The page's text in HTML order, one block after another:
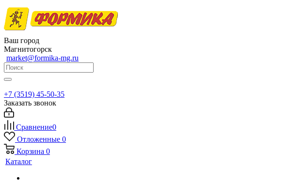
Ваш город
Магнитогорск
market@formika-mg.ru
+7 (3519) 45-50-35
Заказать звонок
Сравнение0
Отложенные 0
Корзина 0
Каталог